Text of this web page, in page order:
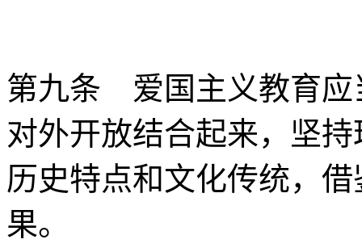
第九条 爱国主义教育应
对外开放结合起来，坚
历史特点和文化传统，
果。